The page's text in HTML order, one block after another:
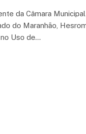
da Câmara
do Maranhão,
Uso de…